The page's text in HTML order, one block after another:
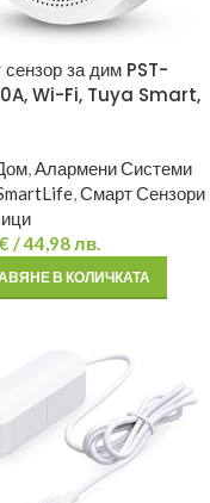
за дим PST-
Wi-Fi, Tuya Smart,
,Алармени Системи
,Смарт Сензори
€ / 44,98 лв.
В КОЛИЧКАТА